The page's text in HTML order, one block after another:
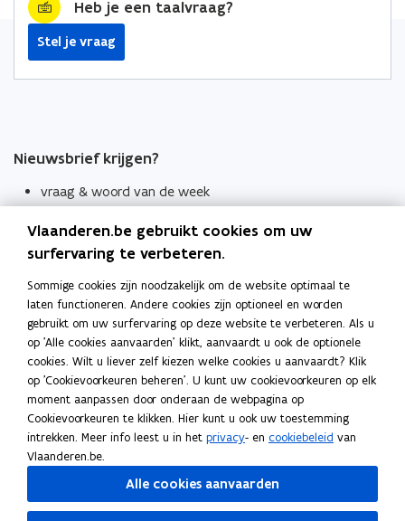
Heb je een taalvraag?
Stel je vraag
Nieuwsbrief krijgen?
vraag & woord van de week
Schrijf je in
Thema's
Taaladviezen
Spellingregels
Tips voor duidelijke taal
Bekijk ook
Spellingtests
Boek- en webwijzer
Vlaanderen.be gebruikt cookies om uw
surfervaring te verbeteren.
Sommige cookies zijn noodzakelijk om de website optimaal te
laten functioneren. Andere cookies zijn optioneel en worden
gebruikt om uw surfervaring op deze website te verbeteren. Als u
op 'Alle cookies aanvaarden' klikt, aanvaardt u ook de optionele
cookies. Wilt u liever zelf kiezen welke cookies u aanvaardt? Klik
op 'Cookievoorkeuren beheren'. U kunt uw cookievoorkeuren op elk
moment aanpassen door onderaan de webpagina op
Cookievoorkeuren te klikken. Hier kunt u ook uw toestemming
intrekken. Meer info leest u in het privacy- en cookiebeleid van
Vlaanderen.be.
Alle cookies aanvaarden